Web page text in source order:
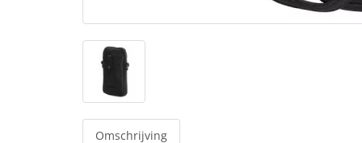
Omschrijving